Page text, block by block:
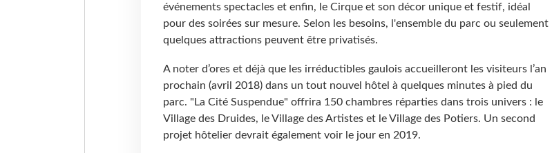
événements spectacles et enfin, le Cirque et son décor unique et festif, idéal
pour des soirées sur mesure. Selon les besoins, l'ensemble du parc ou seulement
quelques attractions peuvent être privatisés.
A noter d’ores et déjà que les irréductibles gaulois accueilleront les visiteurs l’an
prochain (avril 2018) dans un tout nouvel hôtel à quelques minutes à pied du
parc. "La Cité Suspendue" offrira 150 chambres réparties dans trois univers : le
Village des Druides, le Village des Artistes et le Village des Potiers. Un second
projet hôtelier devrait également voir le jour en 2019.